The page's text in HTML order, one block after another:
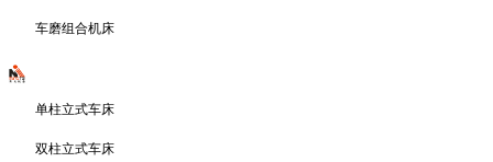
车磨组合机床
单柱立式车床
双柱立式车床